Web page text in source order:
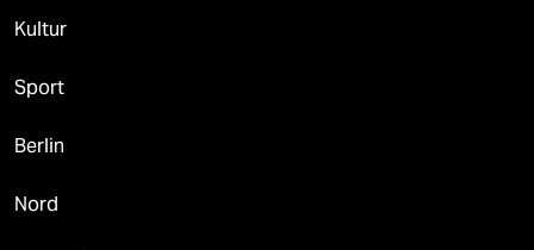
Kultur
Sport
Berlin
Nord